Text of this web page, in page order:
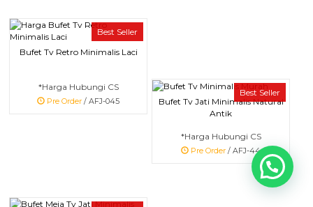
Best Seller
Bufet Tv Retro Minimalis Laci
*Harga Hubungi CS
Pre Order / AFJ-045
Best Seller
Bufet Tv Jati Minimalis Natural
Antik
*Harga Hubungi CS
Pre Order / AFJ-44